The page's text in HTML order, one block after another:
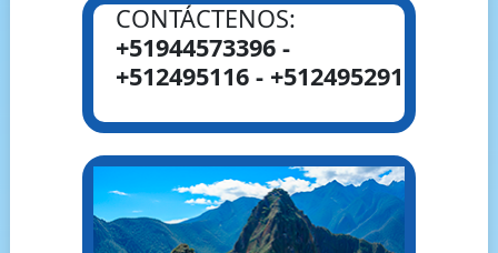
CONTÁCTENOS:
+51944573396 -
+512495116 - +512495291